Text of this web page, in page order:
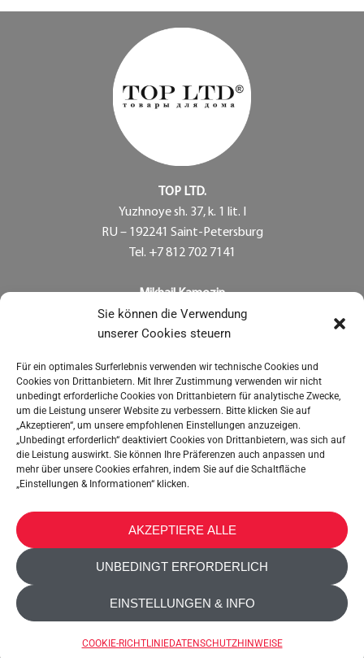
Sie können die Verwendung
unserer Cookies steuern
Für ein optimales Surferlebnis verwenden wir technische Cookies und
Cookies von Drittanbietern. Mit Ihrer Zustimmung verwenden wir nicht
unbedingt erforderliche Cookies von Drittanbietern für analytische Zwecke,
um die Leistung unserer Website zu verbessern. Bitte klicken Sie auf
„Akzeptieren“, um unsere empfohlenen Einstellungen anzuzeigen.
„Unbedingt erforderlich“ deaktiviert Cookies von Drittanbietern, was sich auf
die Leistung auswirkt. Sie können Ihre Präferenzen auch anpassen und
mehr über unsere Cookies erfahren, indem Sie auf die Schaltfläche
„Einstellungen & Informationen“ klicken.
AKZEPTIERE ALLE
UNBEDINGT ERFORDERLICH
EINSTELLUNGEN & INFO
COOKIE-RICHTLINIEDATENSCHUTZHINWEISE
TOP LTD.
Yuzhnoye sh. 37, k. 1 lit. I
RU – 192241 Saint-Petersburg
Tel. +7 812 702 7141
Mikhail Kamozin
Business Development Director
E-MAIL SCHREIBEN
WEBSITE BESUCHEN
METALTEX SA © 2023 Powered by Ticyweb
DATENSCHUTZHINWEISE